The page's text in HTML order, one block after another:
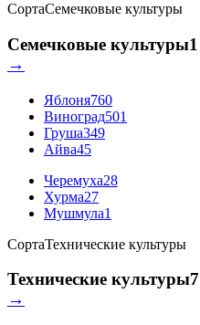
СортаСемечковые культуры
Семечковые культуры
→
Яблоня760
Виноград501
Груша349
Айва45
Черемуха28
Хурма27
Мушмула1
СортаТехнические культуры
Технические культуры
→